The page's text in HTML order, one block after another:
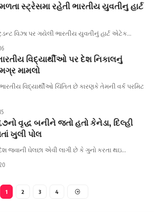
સ્ટ્રેસમા રહેતી ભારતીય યુવતીનુ હાર્ટ
વિઝા પર ગયેલી ભારતીય યુવતીનું હાર્ટ એટેક…
વિદ્યાર્થીઓ પર દેશ નિકાલનું
મામલો
વિદ્યાર્થીઓ ચિંતિત છે કારણકે તેમની વર્ક પરમિટ
વૃદ્ધ બનીને જતો હતો કેનેડા, દિલ્હી
ખુલી પોલ
જવાની ઘેલછા એવી લાગી છે કે ગુનો કરતા થઇ…
1 2 3 4